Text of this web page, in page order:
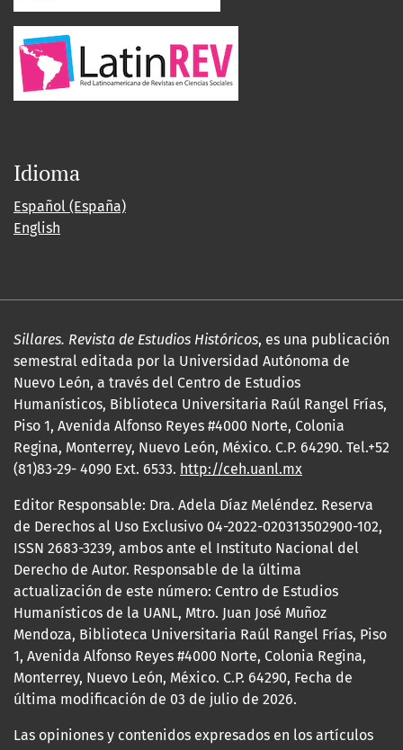
Idioma
Español (España)
English
Sillares. Revista de Estudios Históricos, es una publicación
semestral editada por la Universidad Autónoma de
Nuevo León, a través del Centro de Estudios
Humanísticos, Biblioteca Universitaria Raúl Rangel Frías,
Piso 1, Avenida Alfonso Reyes #4000 Norte, Colonia
Regina, Monterrey, Nuevo León, México. C.P. 64290. Tel.+52
(81)83-29- 4090 Ext. 6533. http://ceh.uanl.mx
Editor Responsable: Dra. Adela Díaz Meléndez. Reserva
de Derechos al Uso Exclusivo 04-2022-020313502900-102,
ISSN 2683-3239, ambos ante el Instituto Nacional del
Derecho de Autor. Responsable de la última
actualización de este número: Centro de Estudios
Humanísticos de la UANL, Mtro. Juan José Muñoz
Mendoza, Biblioteca Universitaria Raúl Rangel Frías, Piso
1, Avenida Alfonso Reyes #4000 Norte, Colonia Regina,
Monterrey, Nuevo León, México. C.P. 64290, Fecha de
última modificación de 03 de julio de 2026.
Las opiniones y contenidos expresados en los artículos